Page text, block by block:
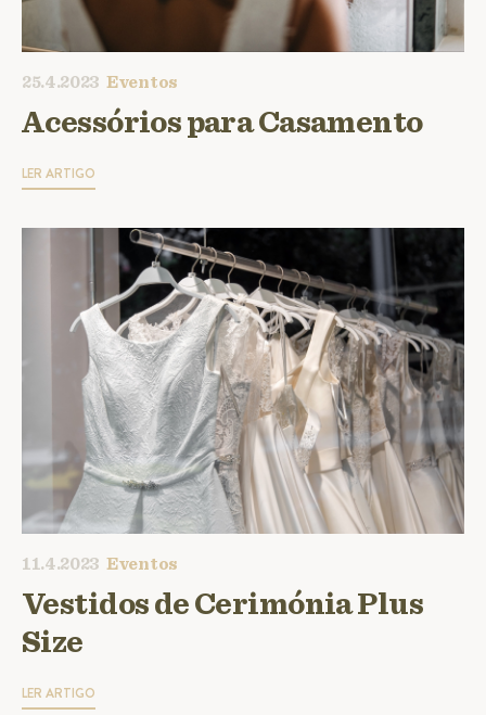
25.4.2023 Eventos
Acessórios para Casamento
LER ARTIGO
11.4.2023 Eventos
Vestidos de Cerimónia Plus
Size
LER ARTIGO